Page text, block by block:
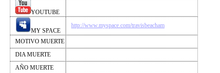
YOUTUBE
MY SPACE
http://www.myspace.com/travisbeacham
MOTIVO MUERTE
DIA MUERTE
AÑO MUERTE